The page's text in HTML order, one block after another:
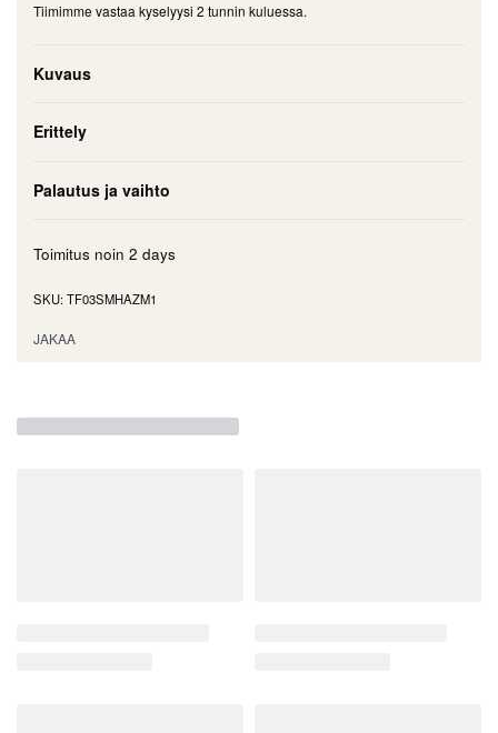
Tiimimme vastaa kyselyysi 2 tunnin kuluessa.
Kuvaus
Erittely
Palautus ja vaihto
Toimitus noin 2 days
TF03SMHAZM1
JAKAA